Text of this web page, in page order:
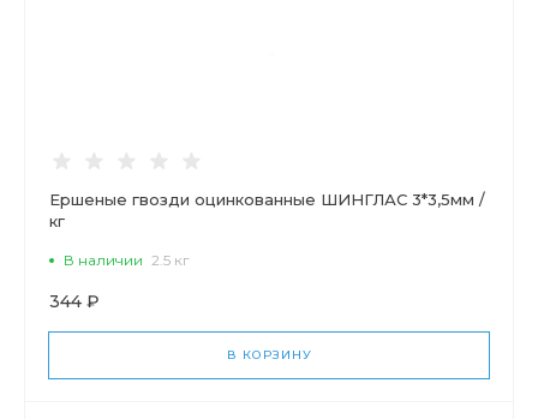
Ершеные гвозди оцинкованные ШИНГЛАС 3*3,5мм /
кг
В наличии 2.5 кг
344 ₽
В КОРЗИНУ